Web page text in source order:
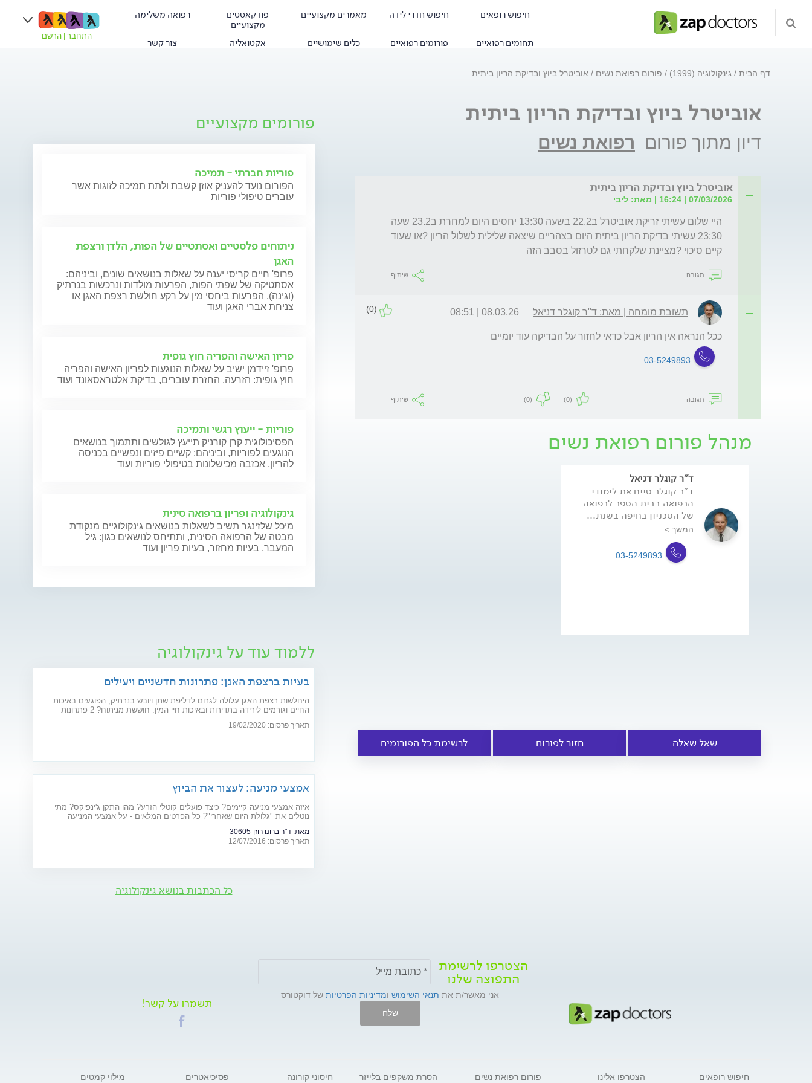
חיפוש רופאים חיפוש חדרי לידה מאמרים מקצועיים
פודקאסטים
מקצועיים
רפואה משלימה
תחומים רפואיים פורומים רפואיים כלים שימושיים אקטואליה צור קשר
התחבר הרשם
דף הבית גינקולוגיה (1999) פורום רפואת נשים אוביטרל ביוץ ובדיקת הריון ביתית
אוביטרל ביוץ ובדיקת הריון ביתית
דיון מתוך פורום רפואת נשים
אוביטרל ביוץ ובדיקת הריון ביתית
07/03/2026 | 16:24 | מאת: ליבי
קיים סיכוי ?מציינת שלקחתי גם לטרזול בסבב הזה
תגובה שיתוף
תשובת מומחה | מאת: ד"ר קוגלר דניאל 08.03.26 | 08:51
(0)
ככל הנראה אין הריון אבל כדאי לחזור על הבדיקה עוד יומיים
03-5249893
תגובה (0)
(0) שיתוף
מנהל פורום רפואת נשים
ד"ר קוגלר דניאל
ד"ר קוגלר סיים את לימודי
הרפואה בבית הספר לרפואה
של הטכניון בחיפה בשנת...
המשך >
03-5249893
שאל שאלה חזור לפורום לרשימת כל הפורומים
פורומים מקצועיים
פוריות חברתי - תמיכה
הפורום נועד להעניק אוזן קשבת ולתת תמיכה לזוגות אשר
עוברים טיפולי פוריות
ניתוחים פלסטיים ואסתטיים של הפות, הלדן ורצפת
האגן
פרופ' חיים קריסי יענה על שאלות בנושאים שונים, וביניהם:
אסתטיקה של שפתי הפות, הפרעות מולדות ונרכשות בנרתיק
(וגינה), הפרעות ביחסי מין על רקע חולשת רצפת האגן או
צניחת אברי האגן ועוד
פריון האישה והפריה חוץ גופית
פרופ' זיידמן ישיב על שאלות הנוגעות לפריון האישה והפריה
חוץ גופית: הזרעה, החזרת עוברים, בדיקת אלטראסאונד ועוד
פוריות - ייעוץ רגשי ותמיכה
הפסיכולוגית קרן קורניק תייעץ לגולשים ותתמוך בנושאים
הנוגעים לפוריות, וביניהם: קשיים פיזים ונפשיים בכניסה
להריון, אכזבה מכישלונות בטיפולי פוריות ועוד
גינקולוגיה ופריון ברפואה סינית
מיכל שלזינגר תשיב לשאלות בנושאים גינקולוגיים מנקודת
מבטה של הרפואה הסינית, ותתיחס לנושאים כגון: גיל
המעבר, בעיות מחזור, בעיות פריון ועוד
ללמוד עוד על גינקולוגיה
בעיות ברצפת האגן: פתרונות חדשניים ויעילים
היחלשות רצפת האגן עלולה לגרום לדליפת שתן ויובש בנרתיק, הפוגעים באיכות
החיים וגורמים לירידה בתדירות ובאיכות חיי המין. חוששת מניתוח? 2 פתרונות
תאריך פרסום: 19/02/2020
אמצעי מניעה: לעצור את הביוץ
איזה אמצעי מניעה קיימים? כיצד פועלים קוטלי הזרע? מהו התקן ג'ינפיקס? מתי
נוטלים את "גלולת היום שאחרי"? כל הפרטים המלאים - על אמצעי המניעה
מאת: ד"ר ברונו רוזן-30605
תאריך פרסום: 12/07/2016
כל הכתבות בנושא גינקולוגיה
הצטרפו לרשימת
התפוצה שלנו
אני מאשר/ת את תנאי השימוש ומדיניות הפרטיות של דוקטורס
שלח
תשמרו על קשר!
חיפוש רופאים
הצטרפו אלינו
פורום רפואת נשים
הסרת משקפים בלייזר
חיסוני קורונה
פסיכיאטרים
מילוי קמטים